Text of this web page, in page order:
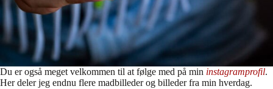
Du er også meget velkommen til at følge med på min instagramprofil.
Her deler jeg endnu flere madbilleder og billeder fra min hverdag.